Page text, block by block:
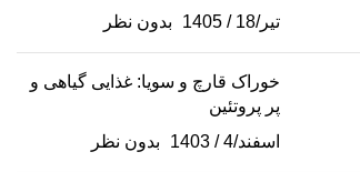
تیر/18 / 1405
بدون نظر
خوراک قارچ و سویا: غذایی گیاهی و
پر پروتئین
اسفند/4 / 1403
بدون نظر